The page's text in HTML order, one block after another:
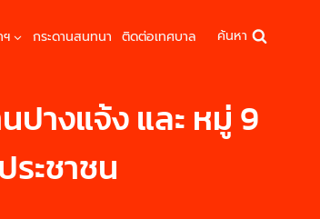
กระดานสนทนา ติดต่อเทศบาล ค้นหา
ปางแจ้ง และ หมู่ 9
ะชาชน